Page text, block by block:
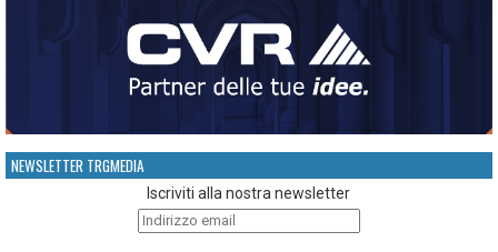
NEWSLETTER TRGMEDIA
Iscriviti alla nostra newsletter